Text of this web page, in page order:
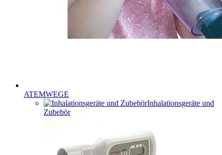
ATEMWEGE
Inhalationsgeräte und
Zubehör